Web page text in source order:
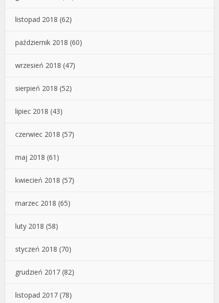
listopad 2018 (62)
październik 2018 (60)
wrzesień 2018 (47)
sierpień 2018 (52)
lipiec 2018 (43)
czerwiec 2018 (57)
maj 2018 (61)
kwiecień 2018 (57)
marzec 2018 (65)
luty 2018 (58)
styczeń 2018 (70)
grudzień 2017 (82)
listopad 2017 (78)